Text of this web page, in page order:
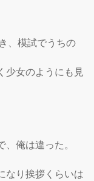
模試でうちの
少女のようにも見
俺は違った。
なり挨拶くらいは